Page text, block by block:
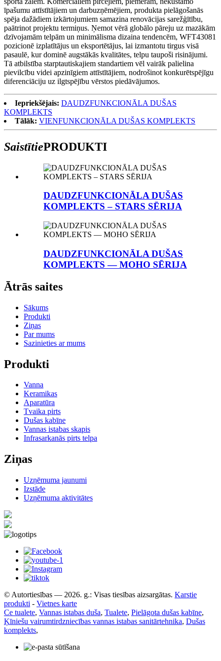
īpašumu attīstītājiem un darbuzņēmējiem, produkta pielāgošanās
spēja dažādiem izkārtojumiem samazina renovācijas sarežģītību,
paātrinot projektu termiņus. Ņemot vērā globālo pāreju uz mazākām
dzīvojamām telpām un minimālisma dizaina tendencēm, WFT43081
pozicionē izplatītājus un eksportētājus, lai izmantotu tirgus visā
pasaulē, kur dominē augstākās kvalitātes, telpu taupoši risinājumi.
Tā atbilstība starptautiskajiem standartiem vēl vairāk palielina
pievilcību videi apzinīgiem attīstītājiem, nodrošinot konkurētspējīgu
diferenciāciju uz ilgtspējību vērstos piedāvājumos.
Iepriekšējais: DAUDZFUNKCIONĀLA DUŠAS
KOMPLEKTS
Tālāk: VIENFUNKCIONĀLA DUŠAS KOMPLEKTS
SaistītiePRODUKTI
DAUDZFUNKCIONĀLA DUŠAS
KOMPLEKTS – STARS SĒRIJA
DAUDZFUNKCIONĀLA DUŠAS
KOMPLEKTS — MOHO SĒRIJA
Ātrās saites
Sākums
Produkti
Ziņas
Par mums
Sazinieties ar mums
Produkti
Vanna
Keramikas
Aparatūra
Tvaika pirts
Dušas kabīne
Vannas istabas skapis
Infrasarkanās pirts telpa
Ziņas
Uzņēmuma jaunumi
Izstāde
Uzņēmuma aktivitātes
© Autortiesības — 2026. g.: Visas tiesības aizsargātas. Karstie
produkti - Vietnes karte
Ce tualete, Vannas istabas duša, Tualete, Pielāgota dušas kabīne,
Ķīniešu vairumtirdzniecības vannas istabas sanitārtehnika, Dušas
komplekts,